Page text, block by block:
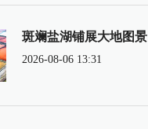
斑斓盐湖铺展大地图景
2026-08-06 13:31